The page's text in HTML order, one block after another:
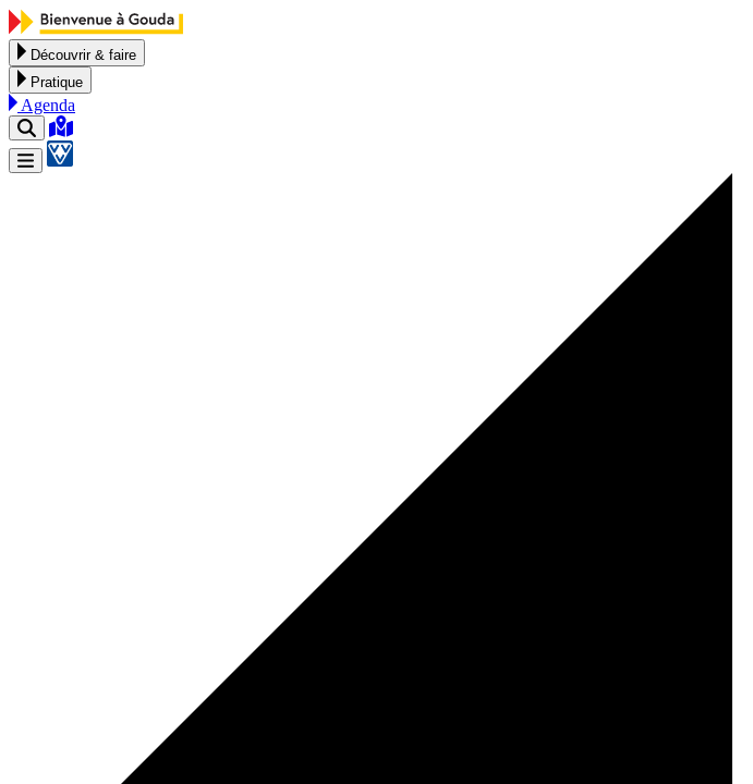
Aller au contenu
Découvrir & faire
Pratique
Agenda